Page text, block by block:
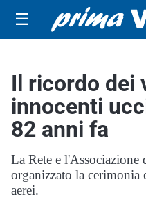
☰
Il ricordo dei
innocenti
82 anni fa
La Rete e
organizzato la
aerei.